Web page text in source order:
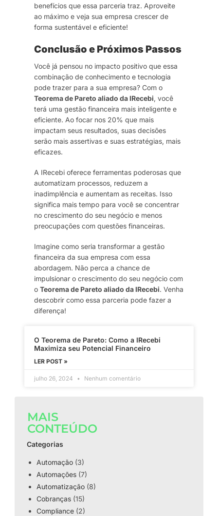
benefícios que essa parceria traz. Aproveite
ao máximo e veja sua empresa crescer de
forma sustentável e eficiente!
Conclusão e Próximos Passos
Você já pensou no impacto positivo que essa
combinação de conhecimento e tecnologia
pode trazer para a sua empresa? Com o
Teorema de Pareto aliado da IRecebi, você
terá uma gestão financeira mais inteligente e
eficiente. Ao focar nos 20% que mais
impactam seus resultados, suas decisões
serão mais assertivas e suas estratégias, mais
eficazes.
A IRecebi oferece ferramentas poderosas que
automatizam processos, reduzem a
inadimplência e aumentam as receitas. Isso
significa mais tempo para você se concentrar
no crescimento do seu negócio e menos
preocupações com questões financeiras.
Imagine como seria transformar a gestão
financeira da sua empresa com essa
abordagem. Não perca a chance de
impulsionar o crescimento do seu negócio com
o Teorema de Pareto aliado da IRecebi. Venha
descobrir como essa parceria pode fazer a
diferença!
O Teorema de Pareto: Como a IRecebi
Maximiza seu Potencial Financeiro
LER POST »
julho 26, 2024 Nenhum comentário
MAIS
CONTEÚDO
Categorias
Automação (3)
Automações (7)
Automatização (8)
Cobranças (15)
Compliance (2)